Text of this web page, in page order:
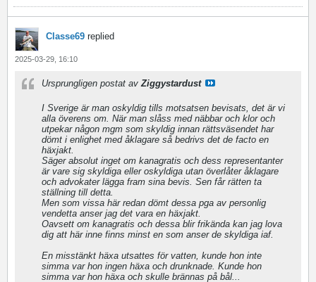
Classe69 replied
2025-03-29, 16:10
Ursprungligen postat avZiggystardust
I Sverige är man oskyldig tills motsatsen bevisats, det är vi
alla överens om. När man slåss med näbbar och klor och
utpekar någon mgm som skyldig innan rättsväsendet har
dömt i enlighet med åklagare så bedrivs det de facto en
häxjakt.
Säger absolut inget om kanagratis och dess representanter
är vare sig skyldiga eller oskyldiga utan överlåter åklagare
och advokater lägga fram sina bevis. Sen får rätten ta
ställning till detta.
Men som vissa här redan dömt dessa pga av personlig
vendetta anser jag det vara en häxjakt.
Oavsett om kanagratis och dessa blir frikända kan jag lova
dig att här inne finns minst en som anser de skyldiga iaf.
En misstänkt häxa utsattes för vatten, kunde hon inte
simma var hon ingen häxa och drunknade. Kunde hon
simma var hon häxa och skulle brännas på bål...